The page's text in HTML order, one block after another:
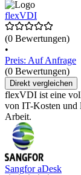
flexVDI
(0 Bewertungen)
•
Preis: Auf Anfrage
(0 Bewertungen)
Direkt vergleichen
flexVDI ist eine
von IT-Kosten und
Arbeit.
Sangfor aDesk